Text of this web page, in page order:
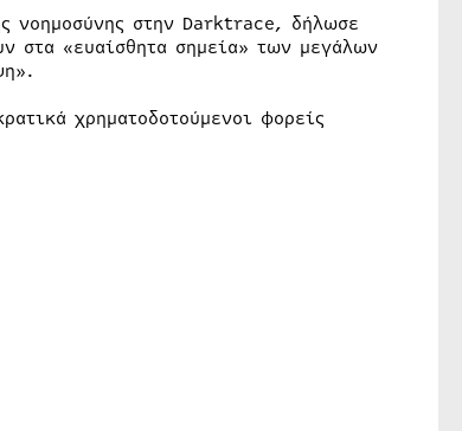
νοημοσύνης στην Darktrace, δήλωσε
στα «ευαίσθητα σημεία» των μεγάλων
χρηματοδοτούμενοι φορείς